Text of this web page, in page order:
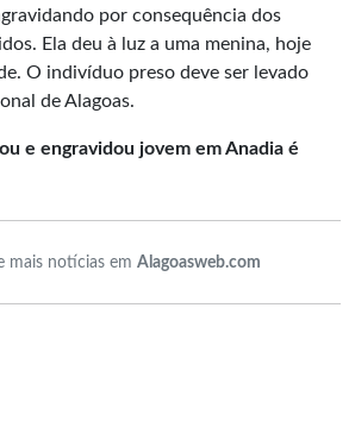
por consequência dos
Ela deu à luz a uma menina, hoje
O indivíduo preso deve ser levado
de Alagoas.
e engravidou jovem em Anadia é
mais notícias em Alagoasweb.com